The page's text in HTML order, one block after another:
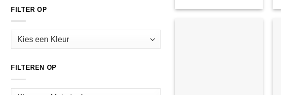
FILTER OP
FILTEREN OP